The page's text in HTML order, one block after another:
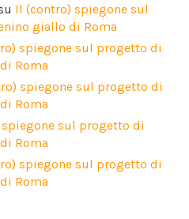
Il (contro) spiegone sul
giallo di Roma
spiegone sul progetto di
Roma
spiegone sul progetto di
Roma
sul progetto di
Roma
spiegone sul progetto di
Roma